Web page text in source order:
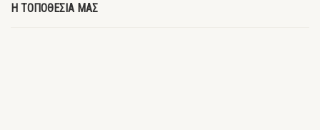
Η ΤΟΠΟΘΕΣΙΑ ΜΑΣ